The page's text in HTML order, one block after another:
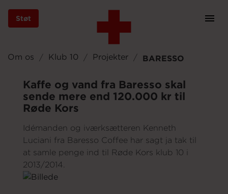
hovedindhold
Støt
Støt
Bliv frivillig
Om os Klub 10 Projekter BARESSO
Kaffe og vand fra Baresso skal
sende mere end 120.000 kr til
Røde Kors
Idémanden og iværksætteren Kenneth
Luciani fra Baresso Coffee har sagt ja tak til
at samle penge ind til Røde Kors klub 10 i
2013/2014.